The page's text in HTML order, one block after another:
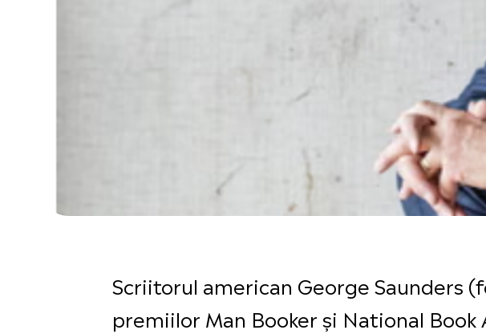
Scriitorul american George Saunders
premiilor Man Booker și National Book